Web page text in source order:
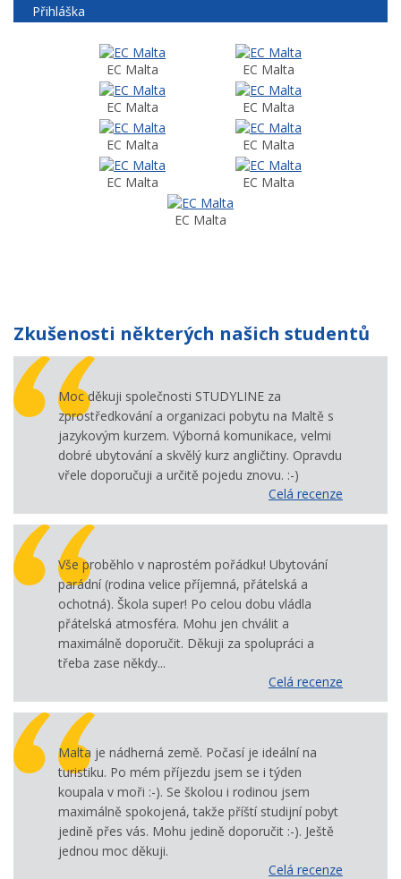
Přihláška
EC Malta EC Malta
EC Malta EC Malta
EC Malta EC Malta
EC Malta EC Malta
EC Malta
Zkušenosti některých našich studentů
Moc děkuji společnosti STUDYLINE za
zprostředkování a organizaci pobytu na Maltě s
jazykovým kurzem. Výborná komunikace, velmi
dobré ubytování a skvělý kurz angličtiny. Opravdu
vřele doporučuji a určitě pojedu znovu. :-)
Celá recenze
Vše proběhlo v naprostém pořádku! Ubytování
parádní (rodina velice příjemná, přátelská a
ochotná). Škola super! Po celou dobu vládla
přátelská atmosféra. Mohu jen chválit a
maximálně doporučit. Děkuji za spolupráci a
třeba zase někdy...
Celá recenze
Malta je nádherná země. Počasí je ideální na
turistiku. Po mém příjezdu jsem se i týden
koupala v moři :-). Se školou i rodinou jsem
maximálně spokojená, takže příští studijní pobyt
jedině přes vás. Mohu jedině doporučit :-). Ještě
jednou moc děkuji.
Celá recenze